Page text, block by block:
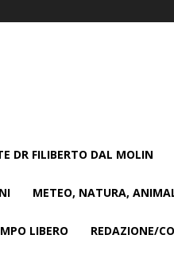
DR FILIBERTO DAL MOLIN
METEO, NATURA,
LIBERO REDAZIONE/